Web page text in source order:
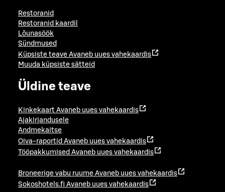
Restoranid
Restoranid kaardil
Lõunasöök
Sündmused
Küpsiste teave Avaneb uues vahekaardis
Muuda küpsiste sätteid
Üldine teave
Kinkekaart Avaneb uues vahekaardis
Ajakirjandusele
Andmekaitse
Oiva-raportid Avaneb uues vahekaardis
Tööpakkumised Avaneb uues vahekaardis
Broneerige vabu ruume Avaneb uues vahekaardis
Sokoshotels.fi Avaneb uues vahekaardis